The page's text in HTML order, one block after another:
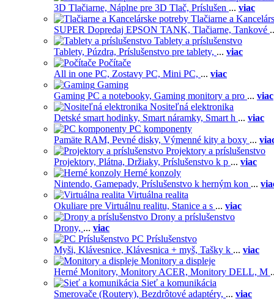
3D Tlačiarne, Náplne pre 3D Tlač, Príslušen ... viac
Tlačiarne a
SUPER Dopredaj EPSON TANK, Tlačiarne, Tankové
Tablety a príslušenstvo
Tablety, Púzdra, Príslušenstvo pre tablety, ... viac
Počítače
All in one PC, Zostavy PC, Mini PC, ... viac
Gaming
Gaming PC a notebooky, Gaming monitory a pro ... viac
Nositeľná elektronika
Detské smart hodinky, Smart náramky, Smart h ... viac
PC komponenty
Pamäte RAM, Pevné disky, Výmenné kity a boxy ...
Projektory a príslušenstvo
Projektory, Plátna, Držiaky, Príslušenstvo k p ... viac
Herné konzoly
Nintendo, Gamepady, Príslušenstvo k herným kon ...
Virtuálna realita
Okuliare pre Virtuálnu realitu, Stanice a s ... viac
Drony a príslušenstvo
Drony, ... viac
PC Príslušenstvo
Myši, Klávesnice, Klávesnica + myš, Tašky k ... viac
Monitory a displeje
Herné Monitory, Monitory ACER, Monitory DELL, M
Sieť a komunikácia
Smerovače (Routery), Bezdrôtové adaptéry, ... viac